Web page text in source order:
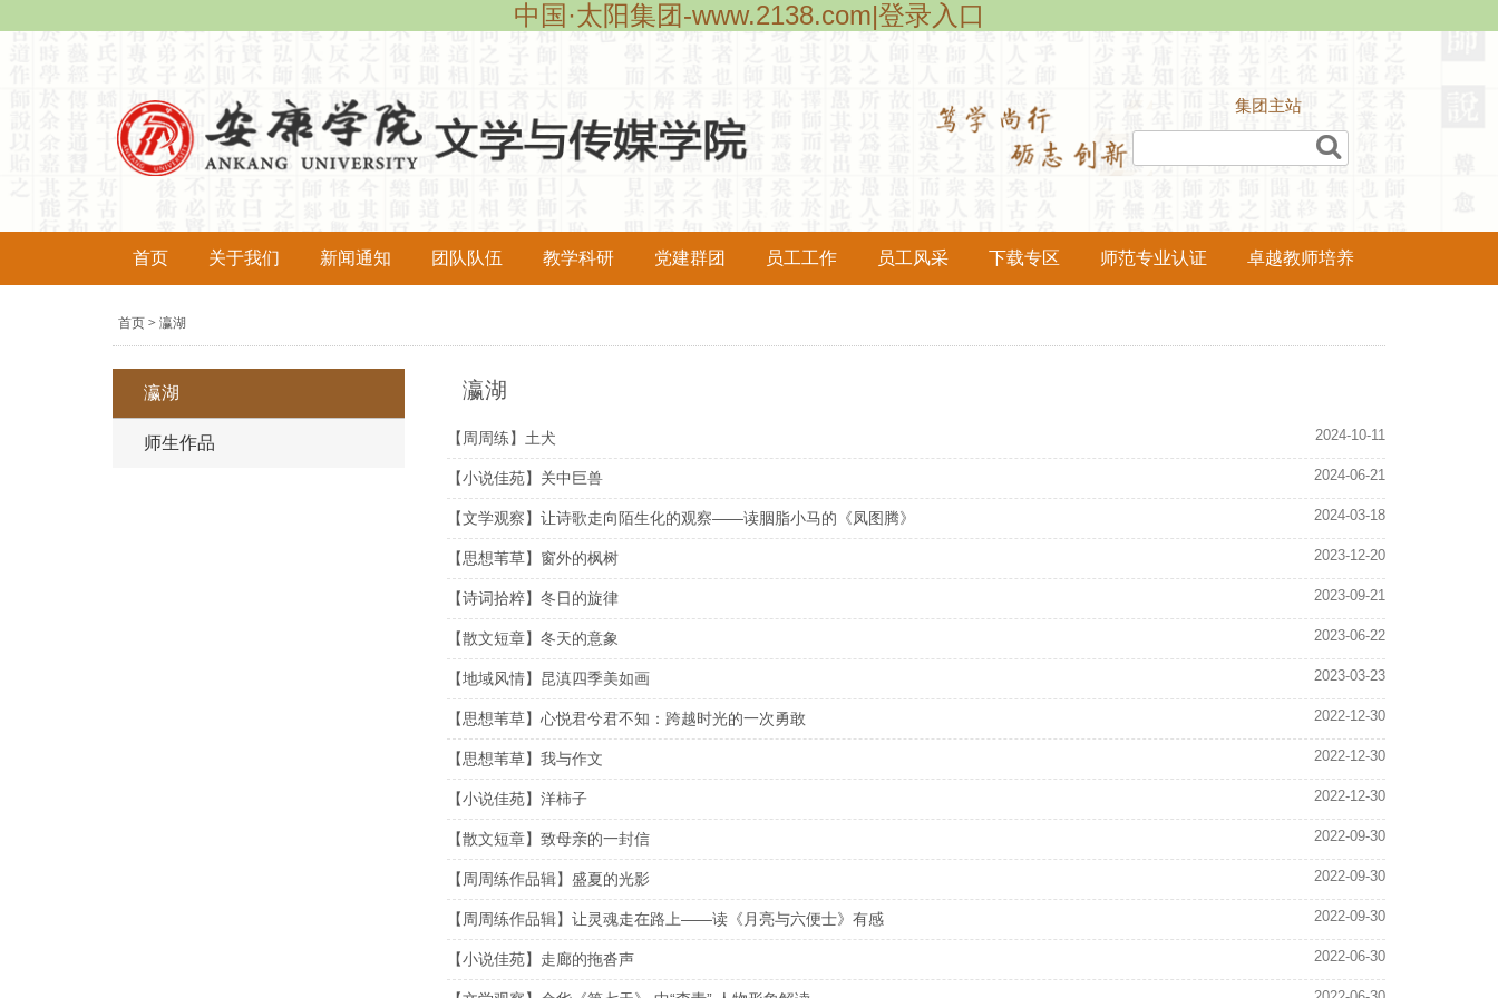
中国·太阳集团-www.2138.com|登录入口
集团主站
首页 关于我们 新闻通知 团队队伍 教学科研 党建群团 员工工作 员工风采 下载专区 师范专业认证 卓越教师培养
导
航
痕
首页 > 瀛湖
瀛湖
师生作品
瀛湖
2024-10-11
【周周练】土犬
2024-06-21
【小说佳苑】关中巨兽
2024-03-18
【文学观察】让诗歌走向陌生化的观察——读胭脂小马的《凤图腾》
2023-12-20
【思想苇草】窗外的枫树
2023-09-21
【诗词拾粹】冬日的旋律
2023-06-22
【散文短章】冬天的意象
2023-03-23
【地域风情】昆滇四季美如画
2022-12-30
【思想苇草】心悦君兮君不知：跨越时光的一次勇敢
2022-12-30
【思想苇草】我与作文
2022-12-30
【小说佳苑】洋柿子
2022-09-30
【散文短章】致母亲的一封信
2022-09-30
【周周练作品辑】盛夏的光影
2022-09-30
【周周练作品辑】让灵魂走在路上——读《月亮与六便士》有感
2022-06-30
【小说佳苑】走廊的拖沓声